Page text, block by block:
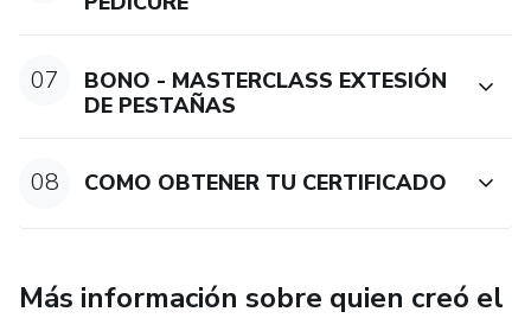
* Correcta limpieza y preparación de una uña natural.
* Uñas esculpidas y encapsuladas.
* Diseños, cortes y preparación de las uñas desde cero y
* Conoce los distintos tipos de uñas artificiales que existen
* Crea, coloca y retira las uñas acrílicas y de gel esculpidas.
07
BONO - MASTERCLASS EXTESIÓN
DE PESTAÑAS
08 COMO OBTENER TU CERTIFICADO
Más información sobre quien creó el